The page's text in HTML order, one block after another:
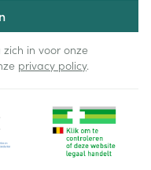
zich in voor onze
privacy policy.